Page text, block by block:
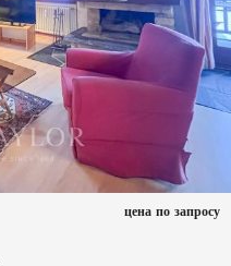
цена по запросу